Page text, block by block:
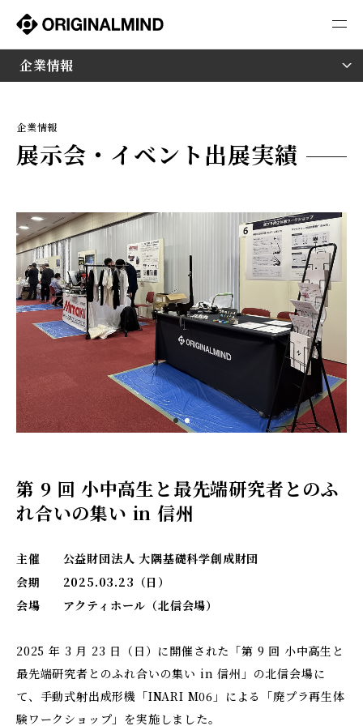
企業情報
展示会・イベント出展実績
企業情報
展示会・イベント出展実績
第 9 回 小中高生と最先端研究者とのふ
れ合いの集い in 信州
主催
公益財団法人 大隅基礎科学創成財団
会期
2025.03.23（日）
会場
アクティホール（北信会場）
2025 年 3 月 23 日（日）に開催された「第 9 回 小中高生と
最先端研究者とのふれ合いの集い in 信州」の北信会場に
て、手動式射出成形機「INARI M06」による「廃プラ再生体
験ワークショップ」を実施しました。